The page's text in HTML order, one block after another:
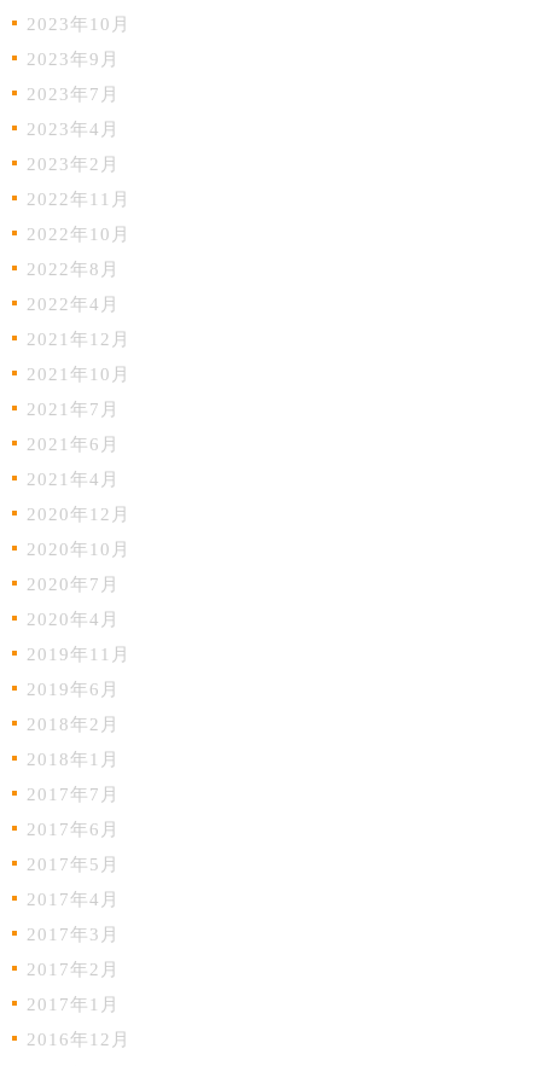
2023年10月
2023年9月
2023年7月
2023年4月
2023年2月
2022年11月
2022年10月
2022年8月
2022年4月
2021年12月
2021年10月
2021年7月
2021年6月
2021年4月
2020年12月
2020年10月
2020年7月
2020年4月
2019年11月
2019年6月
2018年2月
2018年1月
2017年7月
2017年6月
2017年5月
2017年4月
2017年3月
2017年2月
2017年1月
2016年12月